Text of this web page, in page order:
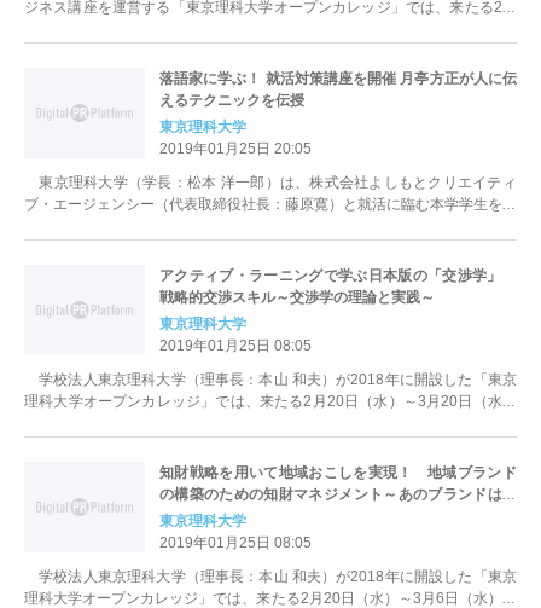
ジネス講座を運営する「東京理科大学オープンカレッジ」では、来たる2月
落語家に学ぶ！ 就活対策講座を開催 月亭方正が人に伝
えるテクニックを伝授
東京理科大学
2019年01月25日 20:05
東京理科大学（学長：松本 洋一郎）は、株式会社よしもとクリエイティ
ブ・エージェンシー（代表取締役社長：藤原寛）と就活に臨む本学学生を対
アクティブ・ラーニングで学ぶ日本版の「交渉学」
戦略的交渉スキル～交渉学の理論と実践～
東京理科大学
2019年01月25日 08:05
学校法人東京理科大学（理事長：本山 和夫）が2018年に開設した「東京
理科大学オープンカレッジ」では、来たる2月20日（水）～3月20日（水）
知財戦略を用いて地域おこしを実現！ 地域ブランド
の構築のための知財マネジメント～あのブランドはど
のように構築されたのか？～
東京理科大学
2019年01月25日 08:05
学校法人東京理科大学（理事長：本山 和夫）が2018年に開設した「東京
理科大学オープンカレッジ」では、来たる2月20日（水）～3月6日（水）の